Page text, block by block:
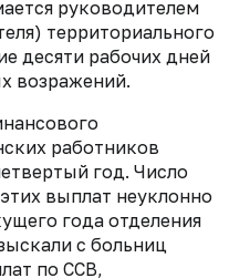
руководителем
территориального
десяти рабочих дней
возражений.
работников
год. Число
выплат неуклонно
года отделения
с больниц
по ССВ,